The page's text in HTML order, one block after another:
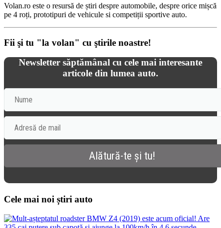
Volan.ro este o resursă de știri despre automobile, despre orice mișcă
pe 4 roți, prototipuri de vehicule si competiții sportive auto.
Fii şi tu "la volan" cu ştirile noastre!
Newsletter săptămânal cu cele mai interesante
articole din lumea auto.
Cele mai noi știri auto